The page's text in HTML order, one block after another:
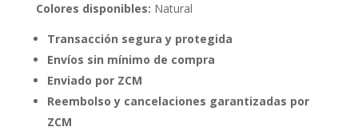
Colores disponibles: Natural
Transacción segura y protegida
Envíos sin mínimo de compra
Enviado por ZCM
Reembolso y cancelaciones garantizadas por
ZCM